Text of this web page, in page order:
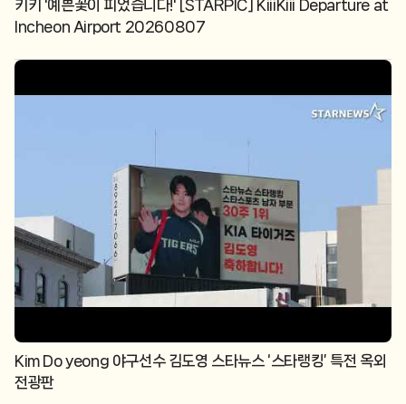
키키 '예쁜꽃이 피었습니다!' [STARPIC] KiiiKiii Departure at
Incheon Airport 20260807
Kim Do yeong 야구선수 김도영 스타뉴스 ‘스타랭킹’ 특전 옥외
전광판